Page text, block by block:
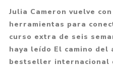
Julia Cameron vuelve
herramientas para
curso extra de seis
haya leído El camino
bestseller internacional